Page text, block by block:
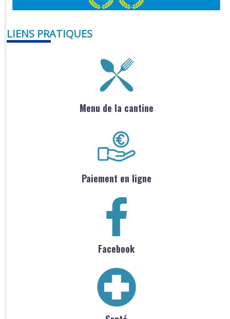
LIENS PRATIQUES
Menu de la cantine
Paiement en ligne
Facebook